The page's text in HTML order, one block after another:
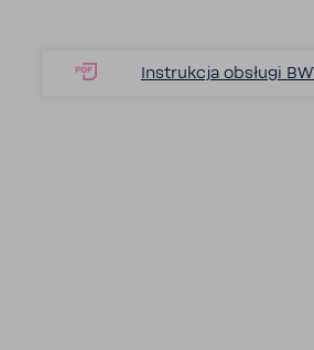
Instrukcja obsługi